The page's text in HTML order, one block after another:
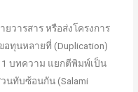
วารสาร หรือส่งโครงการ
อทุนหลายที่ (Duplication)
บทความ แยกตีพิมพ์เป็น
นทับซ้อนกัน (Salami